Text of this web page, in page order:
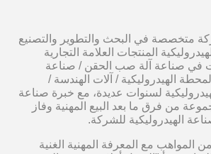
متخصصة في البحث والتطوير والتصنيع
المنتجات العلامة التجارية
في صناعة آلة صب الحقن / صناعة
الهيدروليكية / آلات الهندسة /
لسنوات عديدة، مع خبرة صناعة
من فرق ما بعد البيع المهنية وفاز
الهيدروليكية للشركة.
المواهب مع المعرفة المهنية الغنية